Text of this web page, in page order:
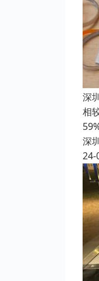
深
相
深
24-